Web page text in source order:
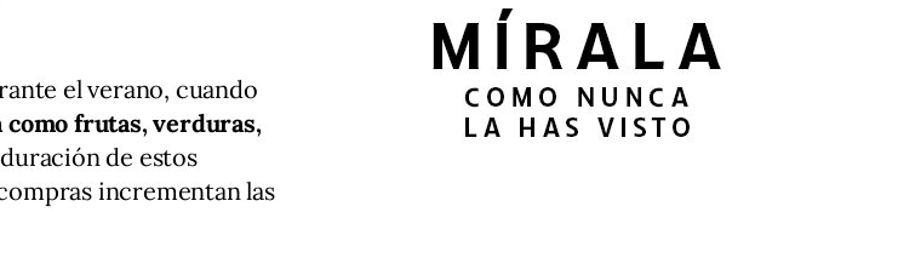
el verano, cuando
como frutas, verduras,
de estos
incrementan las